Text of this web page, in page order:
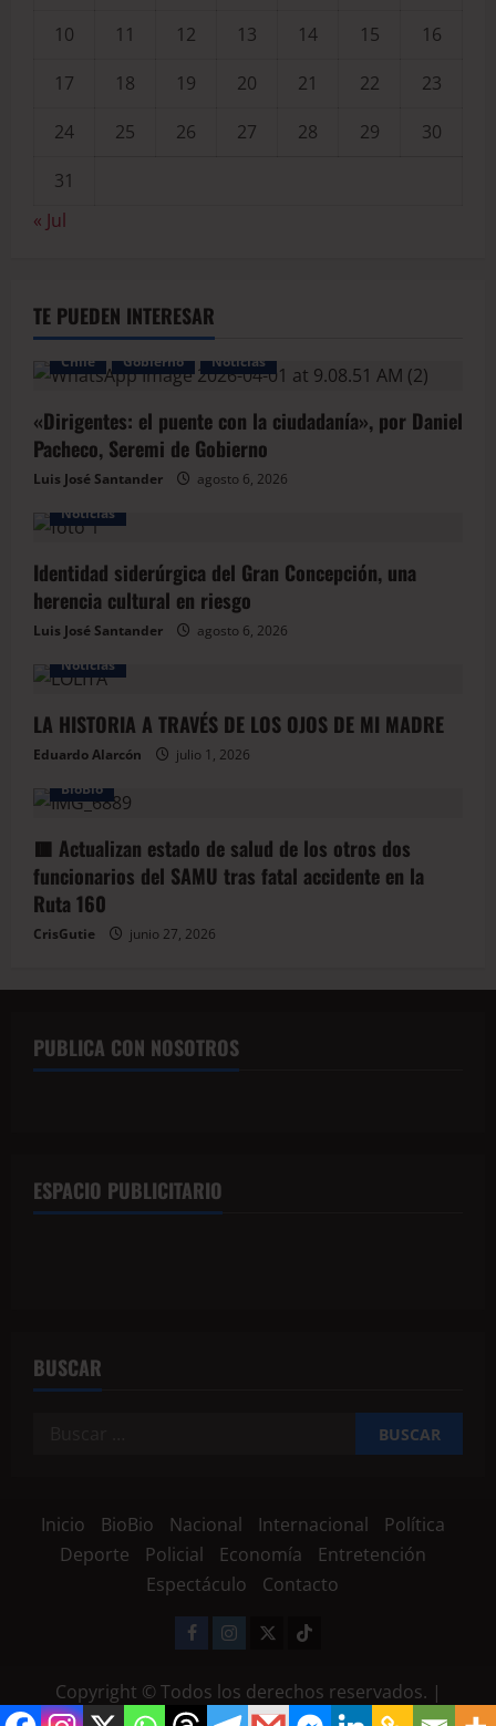
10
11 12 13 14 15
16
17
18 19 20 21 22
23
24
25 26 27 28 29
30
31
« Jul
TE PUEDEN INTERESAR
Chile Gobierno Noticias
«Dirigentes: el puente con la ciudadanía», por Daniel
Pacheco, Seremi de Gobierno
Luis José Santander
agosto 6, 2026
Noticias
Identidad siderúrgica del Gran Concepción, una
herencia cultural en riesgo
Luis José Santander
agosto 6, 2026
Noticias
LA HISTORIA A TRAVÉS DE LOS OJOS DE MI MADRE
Eduardo Alarcón
julio 1, 2026
BioBio
🟥 Actualizan estado de salud de los otros dos
funcionarios del SAMU tras fatal accidente en la
Ruta 160
CrisGutie junio 27, 2026
PUBLICA CON NOSOTROS
ESPACIO PUBLICITARIO
BUSCAR
Inicio BioBio Nacional Internacional
Política
Deporte
Policial Economía
Entretención
Espectáculo
Contacto
Copyright © Todos los derechos reservados. |